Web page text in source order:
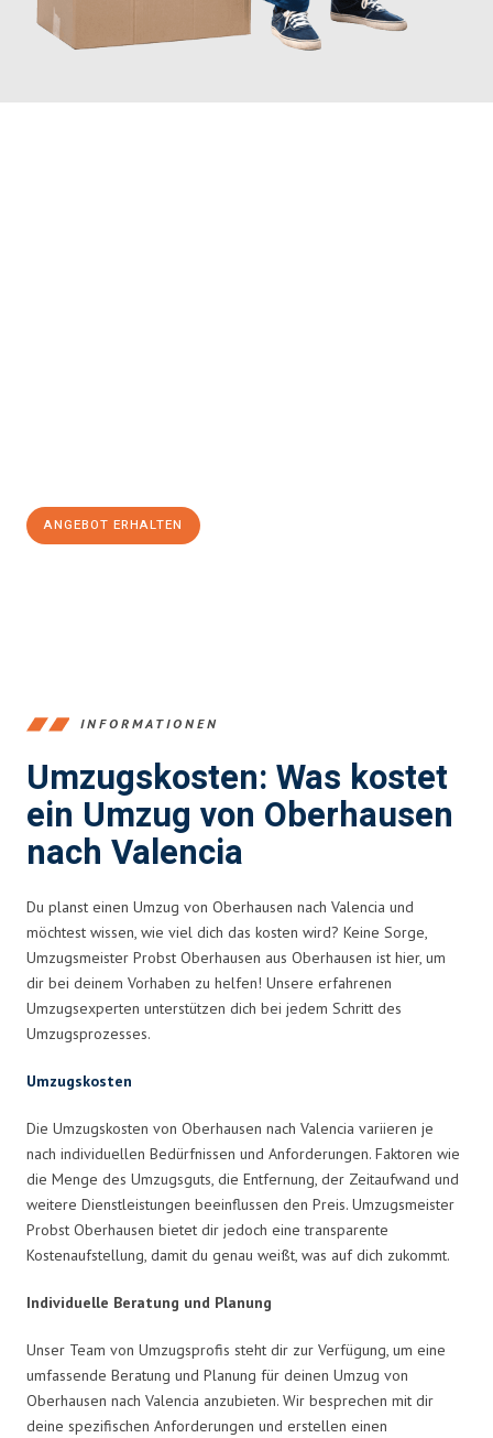
ANGEBOT ERHALTEN
INFORMATIONEN
Umzugskosten: Was kostet
ein Umzug von Oberhausen
nach Valencia
Du planst einen Umzug von Oberhausen nach Valencia und
möchtest wissen, wie viel dich das kosten wird? Keine Sorge,
Umzugsmeister Probst Oberhausen aus Oberhausen ist hier, um
dir bei deinem Vorhaben zu helfen! Unsere erfahrenen
Umzugsexperten unterstützen dich bei jedem Schritt des
Umzugsprozesses.
Umzugskosten
Die Umzugskosten von Oberhausen nach Valencia variieren je
nach individuellen Bedürfnissen und Anforderungen. Faktoren wie
die Menge des Umzugsguts, die Entfernung, der Zeitaufwand und
weitere Dienstleistungen beeinflussen den Preis. Umzugsmeister
Probst Oberhausen bietet dir jedoch eine transparente
Kostenaufstellung, damit du genau weißt, was auf dich zukommt.
Individuelle Beratung und Planung
Unser Team von Umzugsprofis steht dir zur Verfügung, um eine
umfassende Beratung und Planung für deinen Umzug von
Oberhausen nach Valencia anzubieten. Wir besprechen mit dir
deine spezifischen Anforderungen und erstellen einen